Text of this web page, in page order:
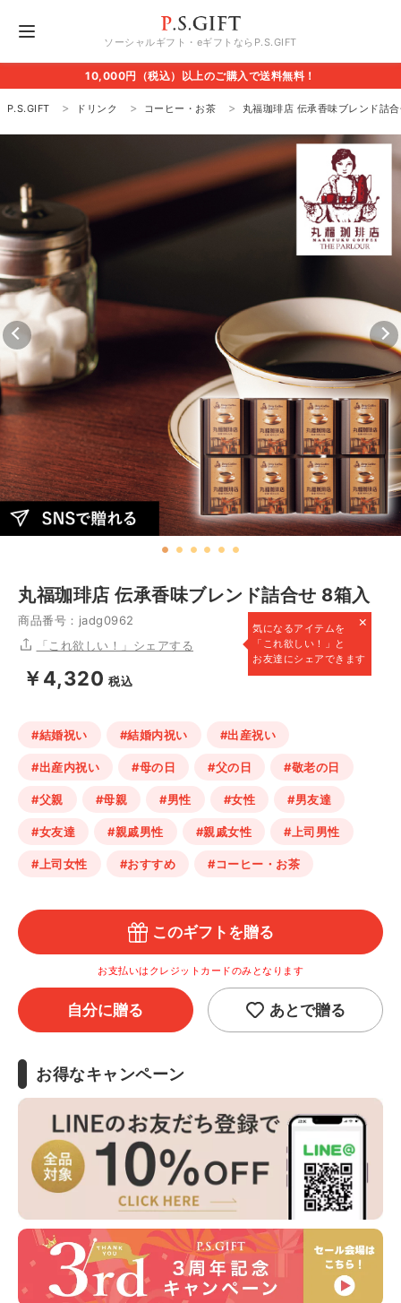
ソーシャルギフト・eギフトならP.S.GIFT
10,000円（税込）以上のご購入で送料無料！
P.S.GIFT ドリンク コーヒー・お茶 丸福珈琲店 伝承香味ブレンド詰
丸福珈琲店 伝承香味ブレンド詰合せ 8箱入
商品番号：jadg0962 ×
気になるアイテムを
「これ欲しい！」と
お友達にシェアできます
「これ欲しい！」シェアする
￥4,320 税込
#結婚祝い #結婚内祝い #出産祝い
#出産内祝い #母の日 #父の日 #敬老の日
#父親 #母親 #男性 #女性 #男友達
#女友達 #親戚男性 #親戚女性 #上司男性
#上司女性 #おすすめ #コーヒー・お茶
このギフトを贈る
お支払いはクレジットカードのみとなります
自分に贈る あとで贈る
お得なキャンペーン